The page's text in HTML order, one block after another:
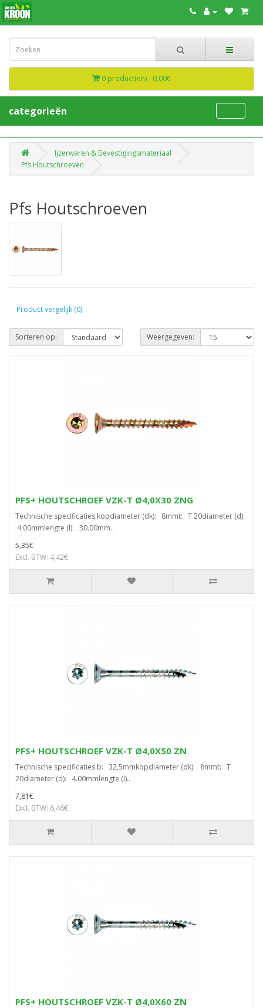
0 product(en) - 0,00€
categorieën
Ijzerwaren & Bevestigingsmateriaal
Pfs Houtschroeven
Pfs Houtschroeven
Product vergelijk (0)
Sorteren op: Weergegeven:
PFS+ HOUTSCHROEF VZK-T Ø4,0X30 ZNG
Technische specificaties:kopdiameter (dk): 8mmt: T 20diameter (d):
4.00mmlengte (l): 30.00mm..
5,35€
Excl. BTW: 4,42€
PFS+ HOUTSCHROEF VZK-T Ø4,0X50 ZN
Technische specificaties:b: 32,5mmkopdiameter (dk): 8mmt: T
20diameter (d): 4.00mmlengte (l)..
7,81€
Excl. BTW: 6,46€
PFS+ HOUTSCHROEF VZK-T Ø4,0X60 ZN